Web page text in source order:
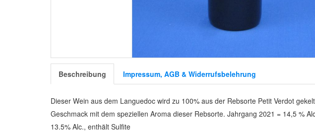
Beschreibung Impressum, AGB & Widerrufsbelehrung
Dieser Wein aus dem Languedoc wird zu 100% aus der Rebsorte Petit Verdot
Geschmack mit dem speziellen Aroma dieser Rebsorte. Jahrgang 2021 = 14,5 %
13.5% Alc., enthält Sulfite